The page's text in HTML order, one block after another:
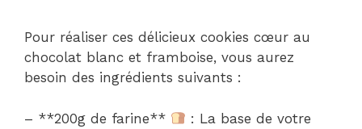
Pour réaliser ces délicieux cookies cœur au
chocolat blanc et framboise, vous aurez
besoin des ingrédients suivants :
– **200g de farine**
: La base de votre